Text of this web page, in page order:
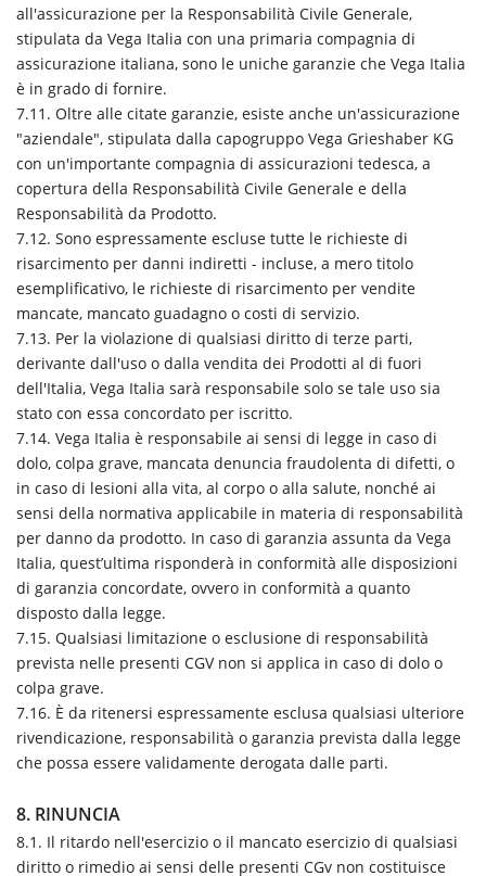
all'assicurazione per la Responsabilità Civile Generale,
stipulata da Vega Italia con una primaria compagnia di
assicurazione italiana, sono le uniche garanzie che Vega Italia
è in grado di fornire.
7.11. Oltre alle citate garanzie, esiste anche un'assicurazione
"aziendale", stipulata dalla capogruppo Vega Grieshaber KG
con un'importante compagnia di assicurazioni tedesca, a
copertura della Responsabilità Civile Generale e della
Responsabilità da Prodotto.
7.12. Sono espressamente escluse tutte le richieste di
risarcimento per danni indiretti - incluse, a mero titolo
esemplificativo, le richieste di risarcimento per vendite
mancate, mancato guadagno o costi di servizio.
7.13. Per la violazione di qualsiasi diritto di terze parti,
derivante dall'uso o dalla vendita dei Prodotti al di fuori
dell'Italia, Vega Italia sarà responsabile solo se tale uso sia
stato con essa concordato per iscritto.
7.14. Vega Italia è responsabile ai sensi di legge in caso di
dolo, colpa grave, mancata denuncia fraudolenta di difetti, o
in caso di lesioni alla vita, al corpo o alla salute, nonché ai
sensi della normativa applicabile in materia di responsabilità
per danno da prodotto. In caso di garanzia assunta da Vega
Italia, quest’ultima risponderà in conformità alle disposizioni
di garanzia concordate, ovvero in conformità a quanto
disposto dalla legge.
7.15. Qualsiasi limitazione o esclusione di responsabilità
prevista nelle presenti CGV non si applica in caso di dolo o
colpa grave.
7.16. È da ritenersi espressamente esclusa qualsiasi ulteriore
rivendicazione, responsabilità o garanzia prevista dalla legge
che possa essere validamente derogata dalle parti.
8. RINUNCIA
8.1. Il ritardo nell'esercizio o il mancato esercizio di qualsiasi
diritto o rimedio ai sensi delle presenti CGv non costituisce